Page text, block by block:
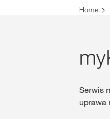
Home
Serwis
uprawa